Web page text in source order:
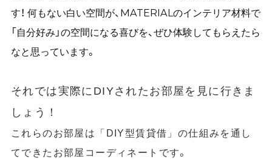
す！ 何もない白い空間が、MATERIALのインテリア材料で
「自分好み」の空間になる喜びを、ぜひ体験してもらえたら
なと思っています。
それでは実際にDIYされたお部屋を見に行きま
しょう！
これらのお部屋は「DIY型賃貸借」の仕組みを通し
てできた お部屋コーディネートです。